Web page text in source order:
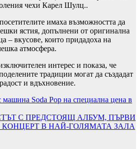
чехи Карел Шулц..
имаха възможността да
ястия, допълнени от оригинална
– вкусове, които придадоха на
атмосфера.
интерес и показа, че
традиции могат да създадат
и вдъхновение.
машина Soda Pop на специална цена в
С ПРЕДСТОЯЩ АЛБУМ, ПЪРВИ
В НАЙ-ГОЛЯМАТА ЗАЛА